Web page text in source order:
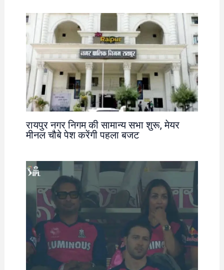
रायपुर नगर निगम की सामान्य सभा शुरू, मेयर
मीनल चौबे पेश करेंगी पहला बजट